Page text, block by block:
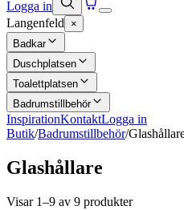
Logga in
Langenfeld
×
Badkar
Duschplatsen
Toalettplatsen
Badrumstillbehör
InspirationKontaktLogga in
Butik/Badrumstillbehör/
Glashållare
Visar 1–9 av 9 produkter